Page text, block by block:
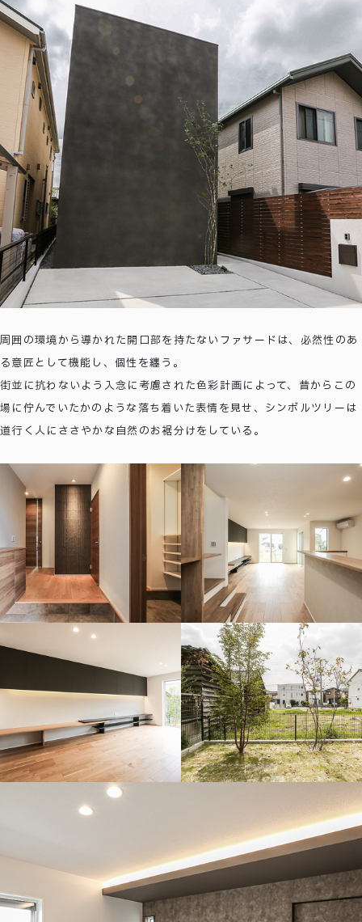
周囲の環境から導かれた開口部を持たないファサードは、必然性のあ
る意匠として機能し、個性を纏う。
街並に抗わないよう入念に考慮された色彩計画によって、昔からこの
場に佇んでいたかのような落ち着いた表情を見せ、シンボルツリーは
道行く人にささやかな自然のお裾分けをしている。